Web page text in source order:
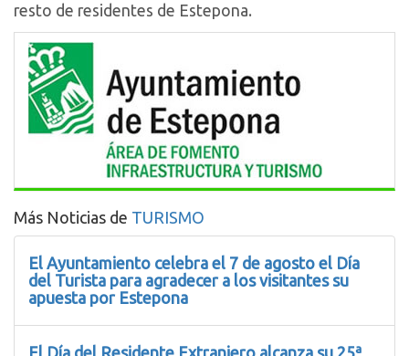
resto de residentes de Estepona.
Más Noticias de TURISMO
El Ayuntamiento celebra el 7 de agosto el Día
del Turista para agradecer a los visitantes su
apuesta por Estepona